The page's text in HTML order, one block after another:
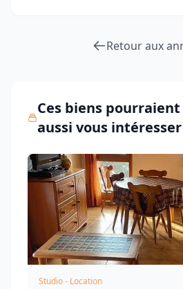
Retour aux
Ces biens pourraient
aussi vous intéresser
Studio - Location